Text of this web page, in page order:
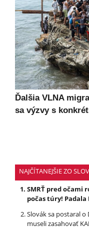
Ďalšia VLNA
sa výzvy s
NAJČÍTANEJŠIE ZO
SMRŤ pred očami
počas túry! Padala
Slovák sa postaral o
museli zasahovať